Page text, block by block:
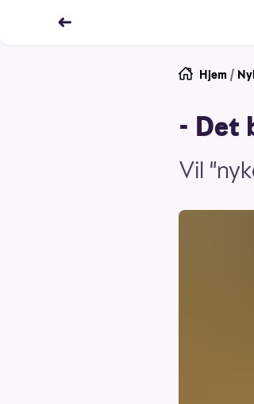
Hjem /
- Det
Vil